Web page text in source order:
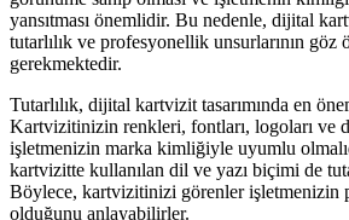
yansıtması önemlidir. Bu nedenle, dijital
tutarlılık ve profesyonellik unsurlarının göz
gerekmektedir.
Tutarlılık, dijital kartvizit tasarımında en
Kartvizitinizin renkleri, fontları, logoları ve
işletmenizin marka kimliğiyle uyumlu
kartvizitte kullanılan dil ve yazı biçimi de
Böylece, kartvizitinizi görenler işletmenizin
olduğunu anlayabilirler.